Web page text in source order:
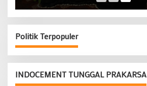
Politik Terpopuler
INDOCEMENT TUNGGAL PRAKARSA